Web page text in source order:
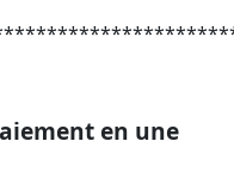
en une